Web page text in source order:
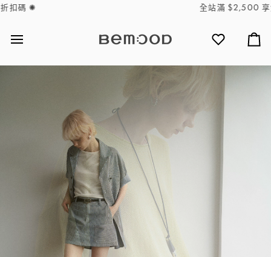
Skip
心
單
購
車